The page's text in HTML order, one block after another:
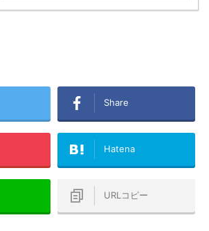
Share
Hatena
URLコピー